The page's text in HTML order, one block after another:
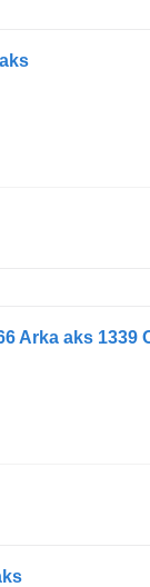
Arka aks 1339